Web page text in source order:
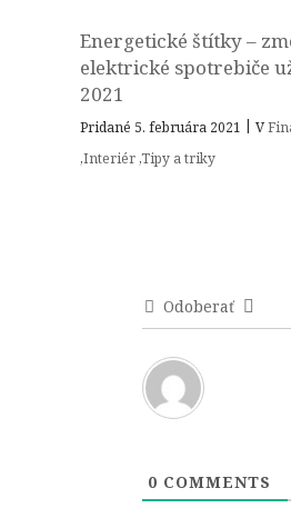
Energetické štítky –
elektrické spotrebiče
2021
Pridané 5. februára 2021 | V
,Interiér ,Tipy a triky
Odoberať
0 COMMENTS